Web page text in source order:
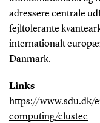
adressere centrale
fejltolerante
internationalt
Danmark.
Links
https://www.sdu.dk/
computing/clustec